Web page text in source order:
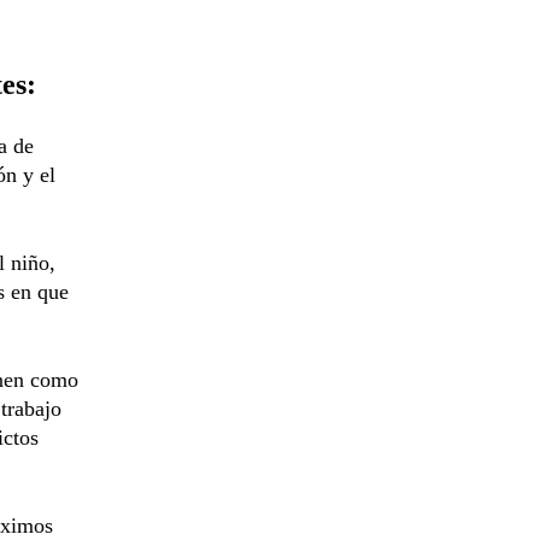
de
y el
niño,
en que
como